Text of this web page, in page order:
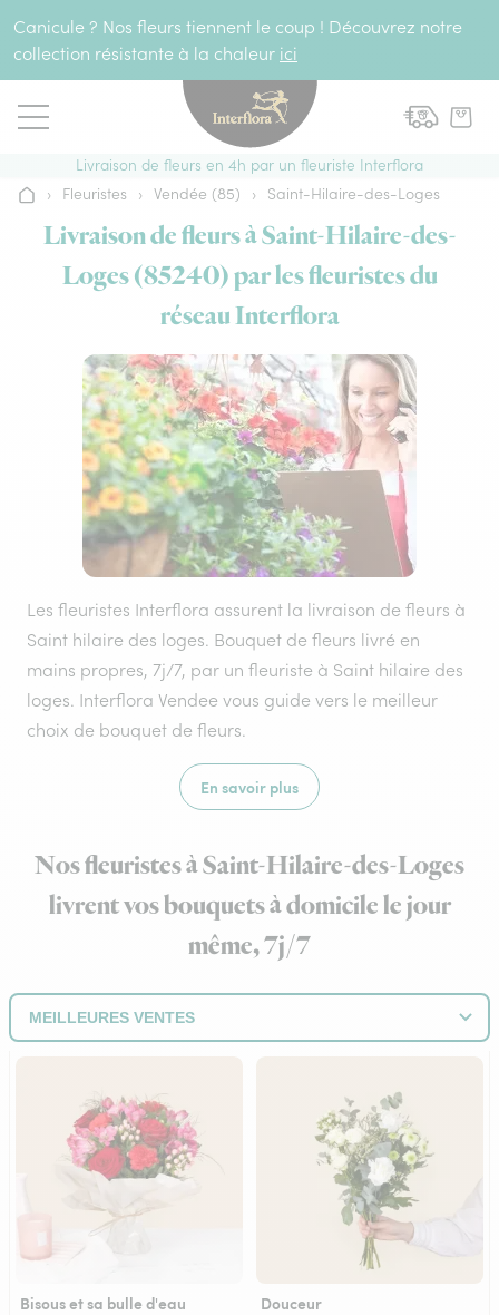
Canicule ? Nos fleurs tiennent le coup ! Découvrez notre
collection résistante à la chaleur ici
Livraison de fleurs en 4h par un fleuriste Interflora
Accueil
› Fleuristes › Vendée (85) › Saint-Hilaire-des-Loges
Livraison de fleurs à Saint-Hilaire-des-
Loges (85240) par les fleuristes du
réseau Interflora
Les fleuristes Interflora assurent la livraison de fleurs à
Saint hilaire des loges. Bouquet de fleurs livré en
mains propres, 7j/7, par un fleuriste à Saint hilaire des
loges. Interflora Vendee vous guide vers le meilleur
choix de bouquet de fleurs.
En savoir plus
Nos fleuristes à Saint-Hilaire-des-Loges
livrent vos bouquets à domicile le jour
même, 7j/7
Bisous et sa bulle d'eau Douceur